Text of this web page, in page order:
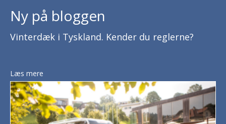
Ny på bloggen
Vinterdæk i Tyskland. Kender du reglerne?
Læs mere